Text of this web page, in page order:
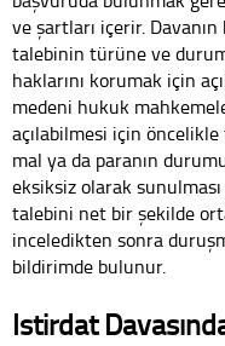
ve şartları içerir.
talebinin türüne ve
haklarını korumak için
medeni hukuk
açılabilmesi için
mal ya da paranın
eksiksiz olarak
talebini net bir şekilde
inceledikten sonra
bildirimde bulunur.
Istirdat